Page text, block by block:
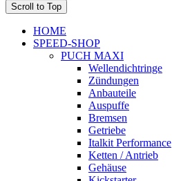
Scroll to Top
HOME
SPEED-SHOP
PUCH MAXI
Wellendichtringe
Zündungen
Anbauteile
Auspuffe
Bremsen
Getriebe
Italkit Performance
Ketten / Antrieb
Gehäuse